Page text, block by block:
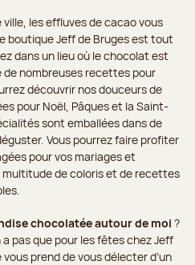
les effluves de cacao vous
boutique Jeff de Bruges est tout
dans un lieu où le chocolat est
nombreuses recettes pour
découvrir nos douceurs de
pour Noël, Pâques et la Saint-
sont emballées dans de
Vous pourrez faire profiter
pour vos mariages et
de coloris et de recettes
chocolatée autour de moi ?
a pas que pour les fêtes chez Jeff
prend de vous délecter d’un